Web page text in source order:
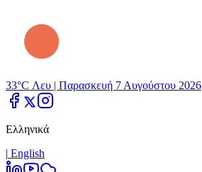
33°C Λευ | Παρασκευή 7 Αυγούστου 2026
Ελληνικά
| Εnglish